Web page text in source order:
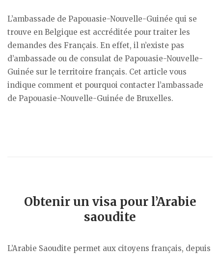
L’ambassade de Papouasie-Nouvelle-Guinée qui se
trouve en Belgique est accréditée pour traiter les
demandes des Français. En effet, il n’existe pas
d’ambassade ou de consulat de Papouasie-Nouvelle-
Guinée sur le territoire français. Cet article vous
indique comment et pourquoi contacter l’ambassade
de Papouasie-Nouvelle-Guinée de Bruxelles.
Obtenir un visa pour l’Arabie
saoudite
L’Arabie Saoudite permet aux citoyens français, depuis